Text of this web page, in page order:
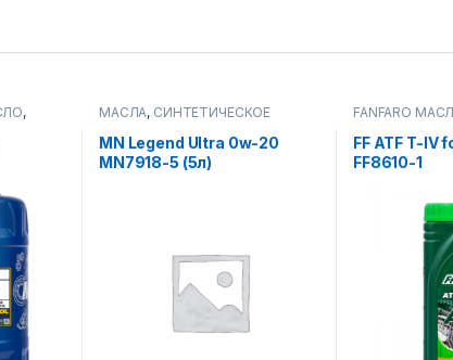
,
МАСЛА, СИНТЕТИЧЕСКОЕ
MN Legend Ultra 0w-20
MN7918-5 (5л)
FANFARO
FF ATF T-IV
FF8610-1